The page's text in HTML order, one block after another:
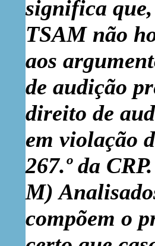
significa
TSAM não
aos
de audição
direito de
em violação
267.º da CRP.
M)
compõem o